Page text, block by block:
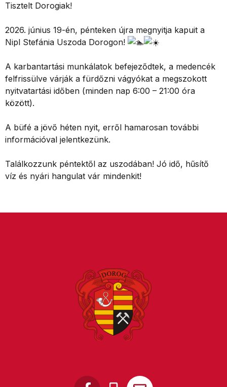
Tisztelt Dorogiak!
2026. június 19-én, pénteken újra megnyitja kapuit a
Nipl Stefánia Uszoda Dorogon!
A karbantartási munkálatok befejeződtek, a medencék
felfrissülve várják a fürdőzni vágyókat a megszokott
nyitvatartási időben (minden nap 6:00 – 21:00 óra
között).
A büfé a jövő héten nyit, erről hamarosan további
információval jelentkezünk.
Találkozzunk péntektől az uszodában! Jó idő, hűsítő
víz és nyári hangulat vár mindenkit!